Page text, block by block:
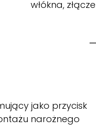
włókna,
jako przycisk
narożnego